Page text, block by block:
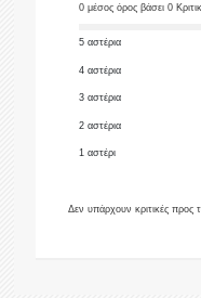
0 μέσος όρος βάσει 0
5 αστέρια
4 αστέρια
3 αστέρια
2 αστέρια
1 αστέρι
Δεν υπάρχουν κριτικές προς